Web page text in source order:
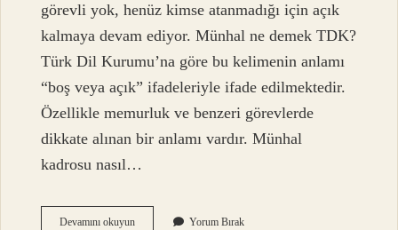
görevli yok, henüz kimse atanmadığı için açık
kalmaya devam ediyor. Münhal ne demek TDK?
Türk Dil Kurumu’na göre bu kelimenin anlamı
“boş veya açık” ifadeleriyle ifade edilmektedir.
Özellikle memurluk ve benzeri görevlerde
dikkate alınan bir anlamı vardır. Münhal
kadrosu nasıl…
Devamını okuyunMünhal
Yorum Bırak